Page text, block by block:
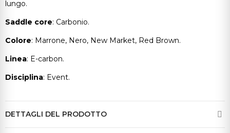
lungo.
Saddle core: Carbonio.
Colore: Marrone, Nero, New Market, Red Brown.
Linea: E-carbon.
Disciplina: Event.
DETTAGLI DEL PRODOTTO